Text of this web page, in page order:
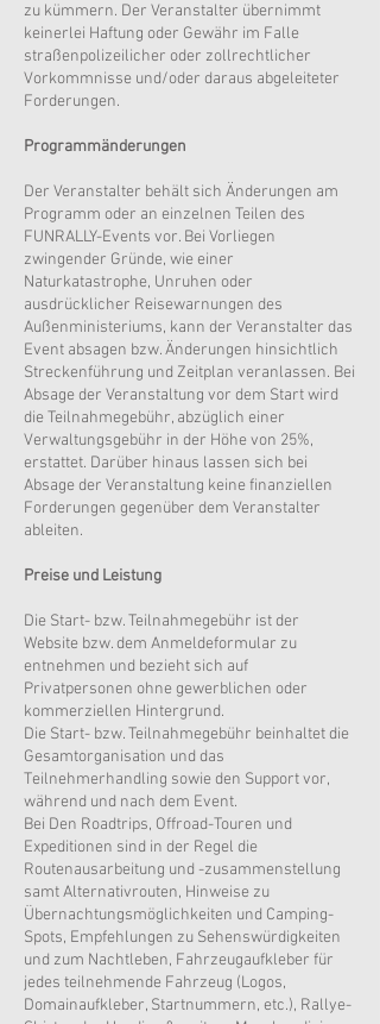
zu kümmern. Der Veranstalter übernimmt
keinerlei Haftung oder Gewähr im Falle
straßenpolizeilicher oder zollrechtlicher
Vorkommnisse und/oder daraus abgeleiteter
Forderungen.
Programmänderungen
Der Veranstalter behält sich Änderungen am
Programm oder an einzelnen Teilen des
FUNRALLY-Events vor. Bei Vorliegen
zwingender Gründe, wie einer
Naturkatastrophe, Unruhen oder
ausdrücklicher Reisewarnungen des
Außenministeriums, kann der Veranstalter das
Event absagen bzw. Änderungen hinsichtlich
Streckenführung und Zeitplan veranlassen. Bei
Absage der Veranstaltung vor dem Start wird
die Teilnahmegebühr, abzüglich einer
Verwaltungsgebühr in der Höhe von 25%,
erstattet. Darüber hinaus lassen sich bei
Absage der Veranstaltung keine finanziellen
Forderungen gegenüber dem Veranstalter
ableiten.
Preise und Leistung
Die Start- bzw. Teilnahmegebühr ist der
Website bzw. dem Anmeldeformular zu
entnehmen und bezieht sich auf
Privatpersonen ohne gewerblichen oder
kommerziellen Hintergrund.
Die Start- bzw. Teilnahmegebühr beinhaltet die
Gesamtorganisation und das
Teilnehmerhandling sowie den Support vor,
während und nach dem Event.
Bei Den Roadtrips, Offroad-Touren und
Expeditionen sind in der Regel die
Routenausarbeitung und -zusammenstellung
samt Alternativrouten, Hinweise zu
Übernachtungsmöglichkeiten und Camping-
Spots, Empfehlungen zu Sehenswürdigkeiten
und zum Nachtleben, Fahrzeugaufkleber für
jedes teilnehmende Fahrzeug (Logos,
Domainaufkleber, Startnummern, etc.), Rallye-